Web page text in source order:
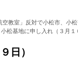
空教室」反対で小松市、小松
小松基地に申し入れ（３月１
日）